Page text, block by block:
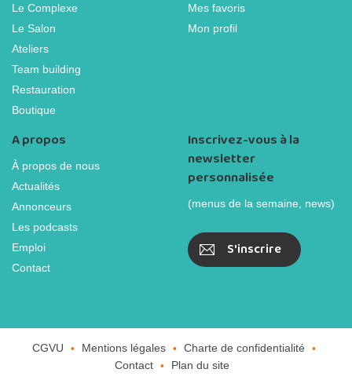
Le Complexe
Le Salon
Ateliers
Team building
Restauration
Boutique
Mes favoris
Mon profil
A propos
À propos de nous
Actualités
Annonceurs
Les podcasts
Emploi
Contact
Inscrivez-vous à la
newsletter
personnalisée
(menus de la semaine, news)
S'inscrire
CGVU Mentions légales
Charte de confidentialité
Contact
Plan du site